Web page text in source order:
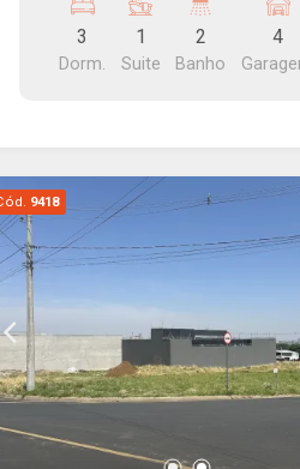
estar e TV, cozinha com ilha,
piscina e garagem.
3
Dorm.
1
Suite
2
Banho
4
9418